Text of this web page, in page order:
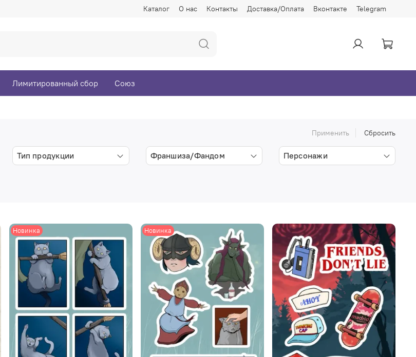
Каталог О нас Контакты Доставка/Оплата Вконтакте Telegram
Лимитированный сбор Союз
Применить Сбросить
Тип продукции Франшиза/Фандом Персонажи
Новинка Новинка